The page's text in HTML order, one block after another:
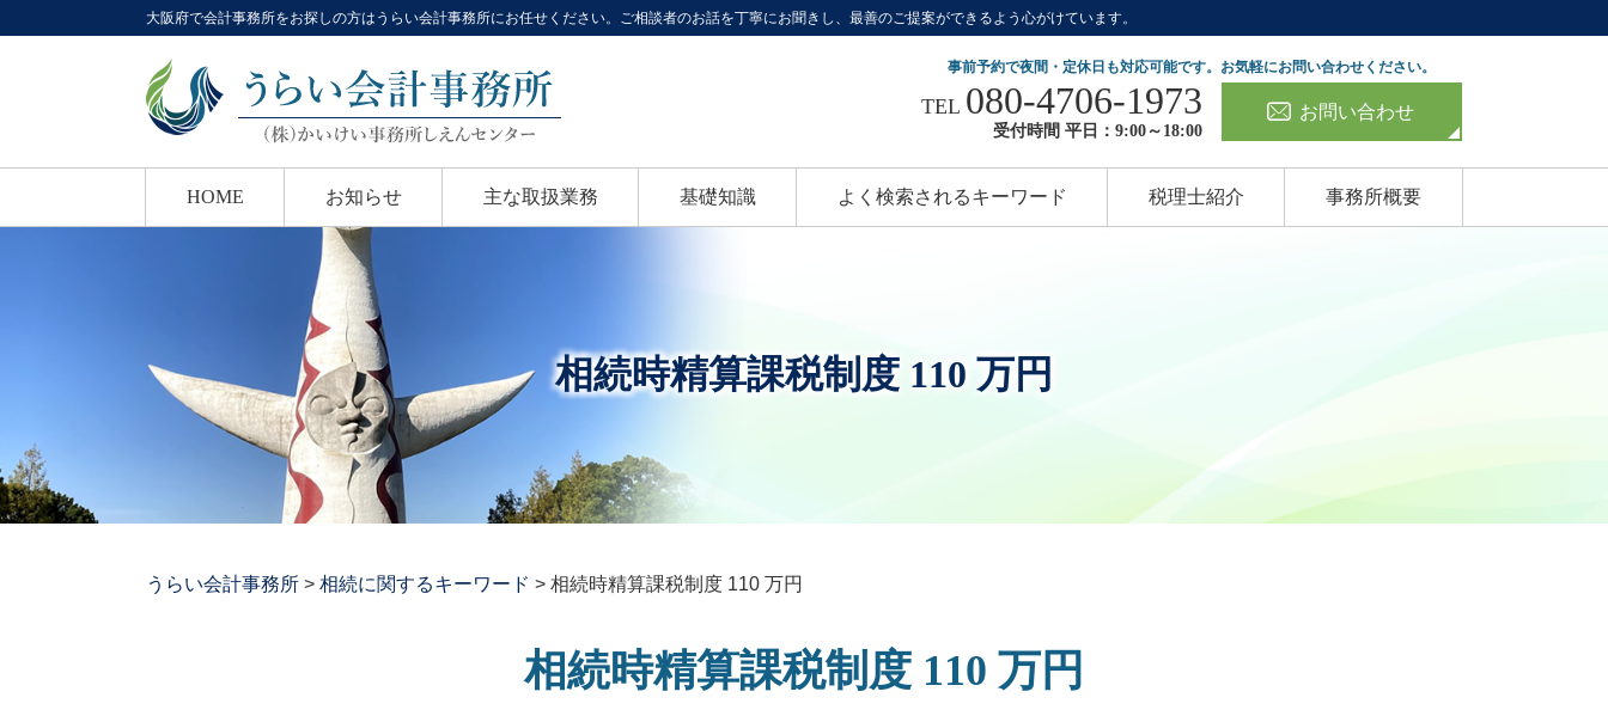
相続時精算課税制度 110 万円
大阪府で会計事務所をお探しの方はうらい会計事務所にお任せください。ご相談者のお話を丁寧にお聞きし、最善のご提案ができるよう心がけています。
事前予約で夜間・定休日も対応可能です。お気軽にお問い合わせください。
TEL 080-4706-1973
受付時間 平日：9:00～18:00
お問い合わせ
HOME お知らせ 主な取扱業務 基礎知識 よく検索されるキーワード 税理士紹介 事務所概要
うらい会計事務所 > 相続に関するキーワード > 相続時精算課税制度 110 万円
相続時精算課税制度 110 万円